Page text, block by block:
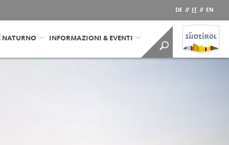
DE // IT // EN
NATURNO INFORMAZIONI & EVENTI